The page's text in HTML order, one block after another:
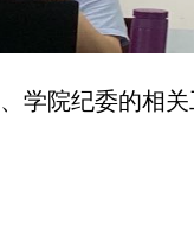
学院纪委的相关